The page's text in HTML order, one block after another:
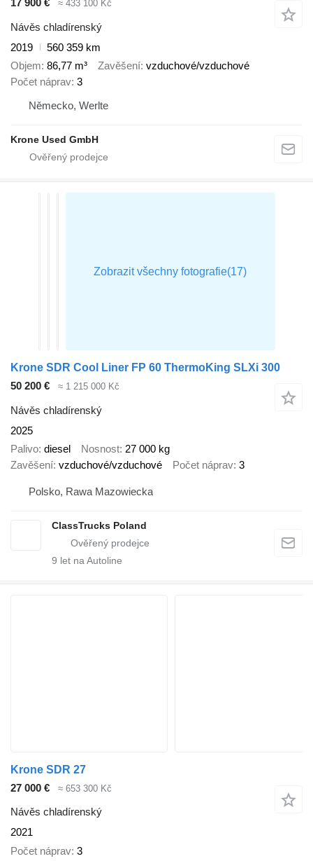
17 900 €
≈ 433 100 Kč
Návěs chladírenský
2019
560 359 km
Objem 86,77 m³ Zavěšení vzduchové/vzduchové
Počet náprav 3
Německo, Werlte
Krone Used GmbH
Krone SDR Cool Liner FP 60 ThermoKing SLXi 300
50 200 €
≈ 1 215 000 Kč
Návěs chladírenský
2025
Palivo diesel Nosnost 27 000 kg
Zavěšení vzduchové/vzduchové Počet náprav 3
Polsko, Rawa Mazowiecka
ClassTrucks Poland
9 let na Autoline
Krone SDR 27
27 000 €
≈ 653 300 Kč
Návěs chladírenský
2021
Počet náprav 3